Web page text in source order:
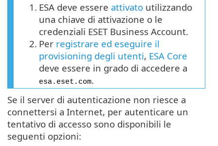
1. ESA deve essere attivato utilizzando
una chiave di attivazione o le
credenziali ESET Business Account.
2. Per registrare ed eseguire il
provisioning degli utenti, ESA Core
deve essere in grado di accedere a
esa.eset.com.
Se il server di autenticazione non riesce a
connettersi a Internet, per autenticare un
tentativo di accesso sono disponibili le
seguenti opzioni: